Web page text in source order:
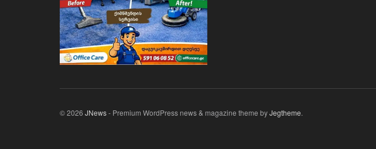
© 2026 JNews- Premium WordPress news & magazine theme byJegtheme.